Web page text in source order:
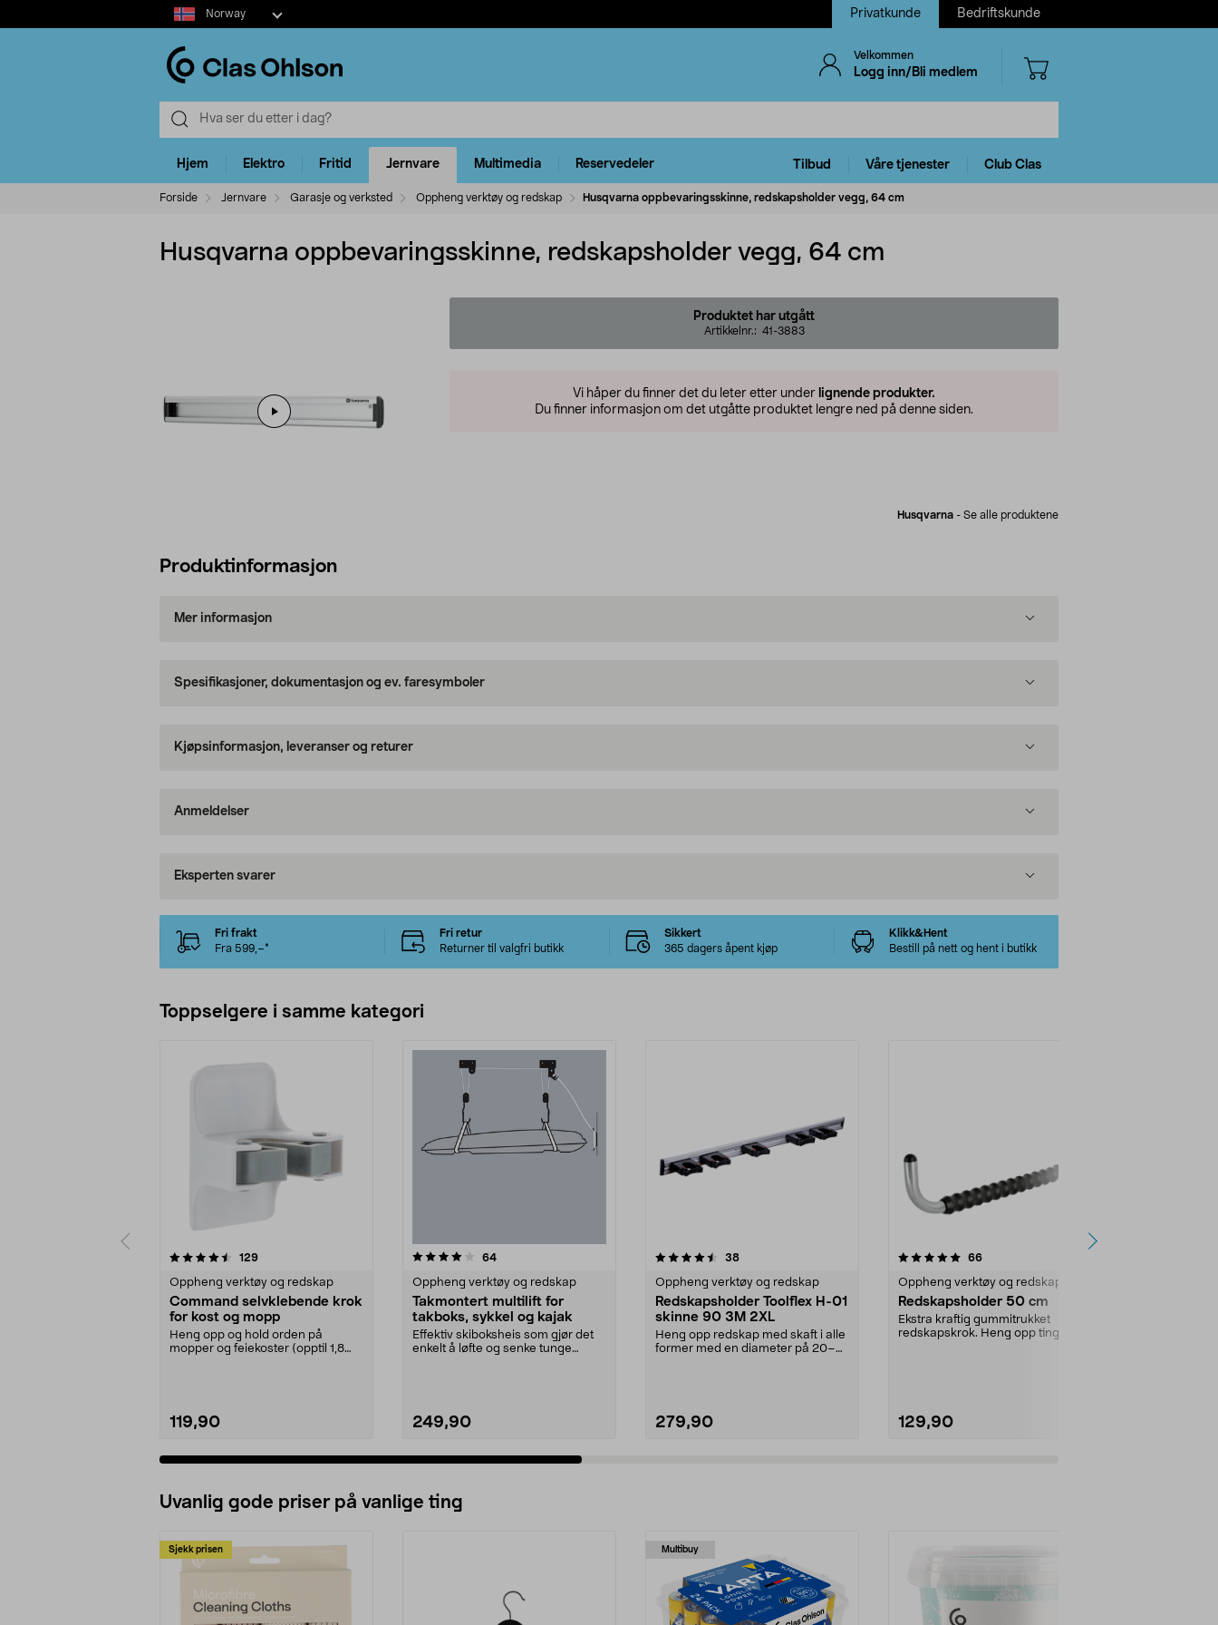
Select
market
Norway Privatkunde Bedriftskunde
Velkommen
Logg inn/Bli medlem
Hjem Elektro Fritid Jernvare Multimedia Reservedeler Tilbud Våre tjenester Club Clas
Forside Jernvare Garasje og verksted Oppheng verktøy og redskap Husqvarna oppbevaringsskinne, redskapsholder vegg, 64 cm
Husqvarna oppbevaringsskinne, redskapsholder vegg, 64 cm
Produktet har utgått
Artikkelnr.: 41-3883
Vi håper du finner det du leter etter under lignende produkter.
Du finner informasjon om det utgåtte produktet lengre ned på denne siden.
Husqvarna - Se alle produktene
Produktinformasjon
Mer informasjon
Spesifikasjoner, dokumentasjon og ev. faresymboler
Kjøpsinformasjon, leveranser og returer
Anmeldelser
Eksperten svarer
Fri frakt
Fra 599,–*
Fri retur
Returner til valgfri butikk
Sikkert
365 dagers åpent kjøp
Klikk&Hent
Bestill på nett og hent i butikk
Toppselgere i samme kategori
129anmeldelser
Oppheng verktøy og redskap
Command selvklebende krok
for kost og mopp
Heng opp og hold orden på
mopper og feiekoster (opptil 1,8
119,90
4.0 av 5 stjerner 64anmeldelser
Oppheng verktøy og redskap
Takmontert multilift for
takboks, sykkel og kajak
Effektiv skiboksheis som gjør det
enkelt å løfte og senke tunge
249,90
4.5 av 5 stjerner 38anmeldelser
Oppheng verktøy og redskap
Redskapsholder Toolflex H-01
skinne 90 3M 2XL
Heng opp redskap med skaft i alle
former med en diameter på 20–
279,90
5.0 av 5 stjerner 66anmeldelser
Oppheng verktøy og redskap
Redskapsholder 50 cm
Ekstra kraftig gummitrukket
redskapskrok. Heng opp ting uten
129,90
4.5 av 5 stjerner
Uvanlig gode priser på vanlige ting
Sjekk prisen Multibuy